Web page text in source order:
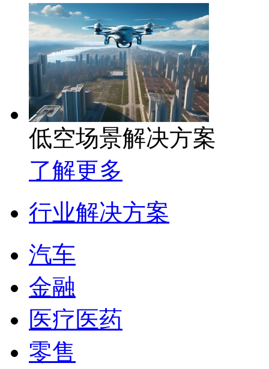
低空场景解决方案
了解更多
行业解决方案
汽车
金融
医疗医药
零售